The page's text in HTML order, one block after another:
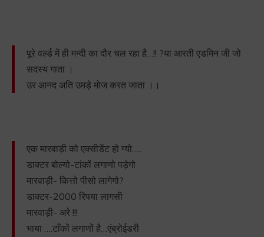
पूरे वर्ल्ड में ही मन्दी का दौर चल रहा है…!! ?या आरती एडमिन जी जो
सदस्य गाता ।
उर आनद अति उमड़े मोज करत जाता ।।
एक मारवाड़ी को एक्सीडेंट हो ग्यो…..
डाक्टर बोल्यो-टांकों लगाणो पड़ेगो
मारवाड़ी- कित्तो पीसो लागेगो?
डाक्टर-2000 रिपया लागसी
मारवाड़ी- अरे !!!
भाया ….टाँकों लगाणों है…एंब्रोईडरी